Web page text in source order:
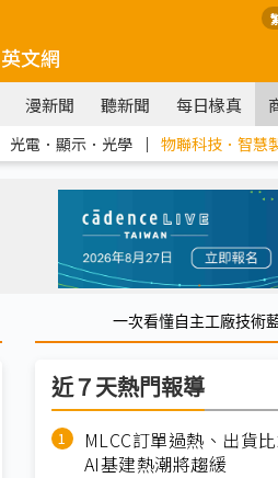
英文網
漫新聞 聽新聞 每日椽真
光電．顯示．光學 ｜ 物聯科技．智慧
一次看懂自主工廠技術
近７天熱門報導
MLCC訂單過熱、出貨
AI基建熱潮將趨緩